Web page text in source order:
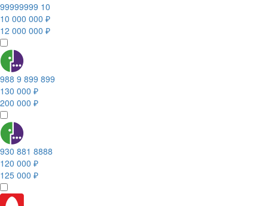
99999999 10
10 000 000 ₽
12 000 000 ₽
988 9 899 899
130 000 ₽
200 000 ₽
930 881 8888
120 000 ₽
125 000 ₽